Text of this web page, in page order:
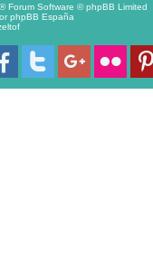
® Forum Software © phpBB Limited
phpBB España